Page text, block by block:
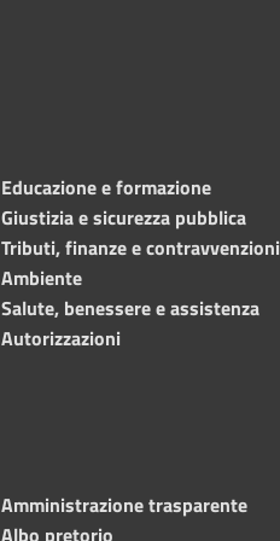
Educazione e formazione
Giustizia e sicurezza pubblica
Tributi, finanze e contravvenzioni
Ambiente
Salute, benessere e assistenza
Autorizzazioni
Amministrazione trasparente
Albo pretorio